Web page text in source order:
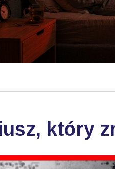
który